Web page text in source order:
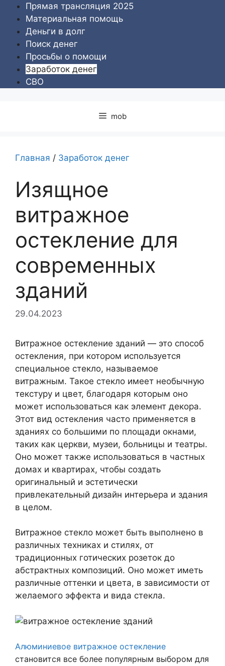
Перейти
содержимому
Прямая трансляция 2025
Материальная помощь
Деньги в долг
Поиск денег
Просьбы о помощи
Заработок денег
СВО
mob
Главная / Заработок денег
Изящное
витражное
остекление для
современных
зданий
29.04.2023
Витражное остекление зданий — это способ
остекления, при котором используется
специальное стекло, называемое
витражным. Такое стекло имеет необычную
текстуру и цвет, благодаря которым оно
может использоваться как элемент декора.
Этот вид остекления часто применяется в
зданиях со большими по площади окнами,
таких как церкви, музеи, больницы и театры.
Оно может также использоваться в частных
домах и квартирах, чтобы создать
оригинальный и эстетически
привлекательный дизайн интерьера и здания
в целом.
Витражное стекло может быть выполнено в
различных техниках и стилях, от
традиционных готических розеток до
абстрактных композиций. Оно может иметь
различные оттенки и цвета, в зависимости от
желаемого эффекта и вида стекла.
Алюминиевое витражное остекление
становится все более популярным выбором для